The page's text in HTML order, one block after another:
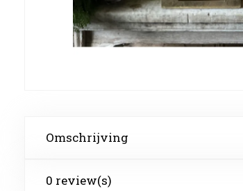
Omschrijving
0 review(s)